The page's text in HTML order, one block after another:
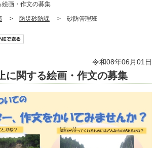
画・作文の募集
> 防災砂防課 > 砂防管理班
令和08年06月01日
に関する絵画・作文の募集